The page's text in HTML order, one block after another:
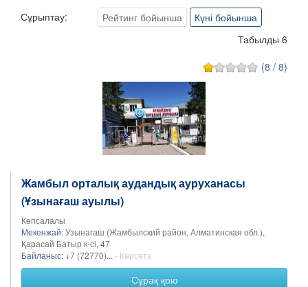
Сұрыптау: Рейтинг бойынша
Күні бойынша
Табылды 6
(8 / 8)
Жамбыл орталық аудандық ауруханасы
(Ұзынағаш ауылы)
Көпсалалы
Мекенжай:Узынагаш (Жамбылский район, Алматинская обл.),
Қарасай Батыр к-сі, 47
Байланыс: +7 (72770)... - Көрсету
Сұрақ қою